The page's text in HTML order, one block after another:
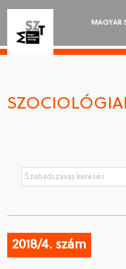
MAGYAR
SZOCIOLÓGIAI SZEMLE
2018/4. szám